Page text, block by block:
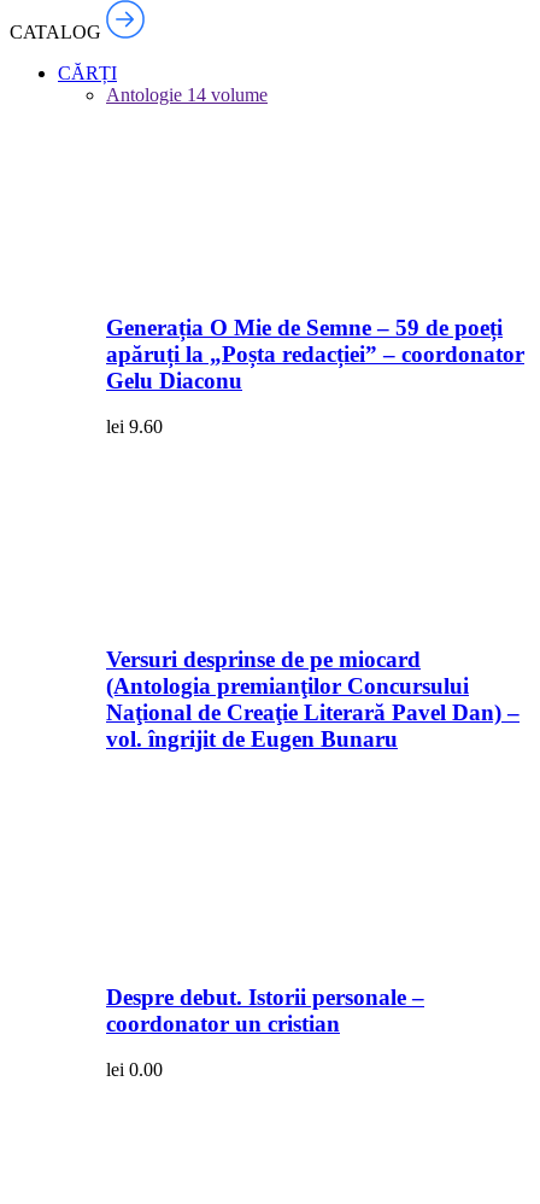
CATALOG
CĂRȚI
Antologie 14 volume
Generația O Mie de Semne – 59 de poeți
apăruți la „Poșta redacției” – coordonator
Gelu Diaconu
lei 9.60
Versuri desprinse de pe miocard
(Antologia premianţilor Concursului
Naţional de Creaţie Literară Pavel Dan) –
vol. îngrijit de Eugen Bunaru
Despre debut. Istorii personale –
coordonator un cristian
lei 0.00